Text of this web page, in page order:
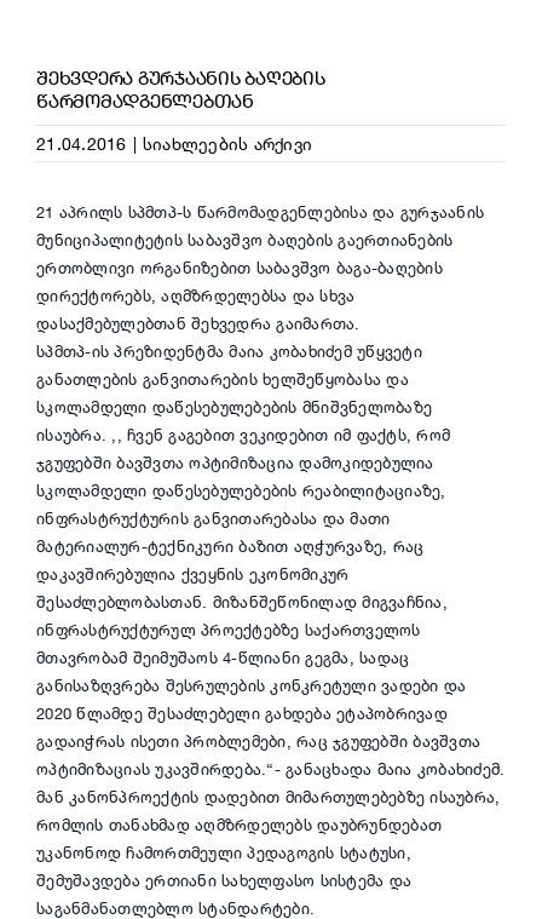
ᲨᲔᲮᲕᲓᲔᲠᲐ ᲒᲣᲠᲯᲐᲐᲜᲘᲡ ᲑᲐᲦᲔᲑᲘᲡ
ᲬᲐᲠᲛᲝᲛᲐᲓᲒᲔᲜᲚᲔᲑᲗᲐᲜ
21.04.2016 | სიახლეების არქივი
21 აპრილს სპმთპ-ს წარმომადგენლებისა და გურჯაანის
მუნიციპალიტეტის საბავშვო ბაღების გაერთიანების
ერთობლივი ორგანიზებით საბავშვო ბაგა-ბაღების
დირექტორებს, აღმზრდელებსა და სხვა
დასაქმებულებთან შეხვედრა გაიმართა.
სპმთპ-ის პრეზიდენტმა მაია კობახიძემ უწყვეტი
განათლების განვითარების ხელშეწყობასა და
სკოლამდელი დაწესებულებების მნიშვნელობაზე
ისაუბრა. ,, ჩვენ გაგებით ვეკიდებით იმ ფაქტს, რომ
ჯგუფებში ბავშვთა ოპტიმიზაცია დამოკიდებულია
სკოლამდელი დაწესებულებების რეაბილიტაციაზე,
ინფრასტრუქტურის განვითარებასა და მათი
მატერიალურ-ტექნიკური ბაზით აღჭურვაზე, რაც
დაკავშირებულია ქვეყნის ეკონომიკურ
შესაძლებლობასთან. მიზანშეწონილად მიგვაჩნია,
ინფრასტრუქტურულ პროექტებზე საქართველოს
მთავრობამ შეიმუშაოს 4-წლიანი გეგმა, სადაც
განისაზღვრება შესრულების კონკრეტული ვადები და
2020 წლამდე შესაძლებელი გახდება ეტაპობრივად
გადაიჭრას ისეთი პრობლემები, რაც ჯგუფებში ბავშვთა
ოპტიმიზაციას უკავშირდება.“- განაცხადა მაია კობახიძემ.
მან კანონპროექტის დადებით მიმართულებებზე ისაუბრა,
რომლის თანახმად აღმზრდელებს დაუბრუნდებათ
უკანონოდ ჩამორთმეული პედაგოგის სტატუსი,
შემუშავდება ერთიანი სახელფასო სისტემა და
საგანმანათლებლო სტანდარტები.